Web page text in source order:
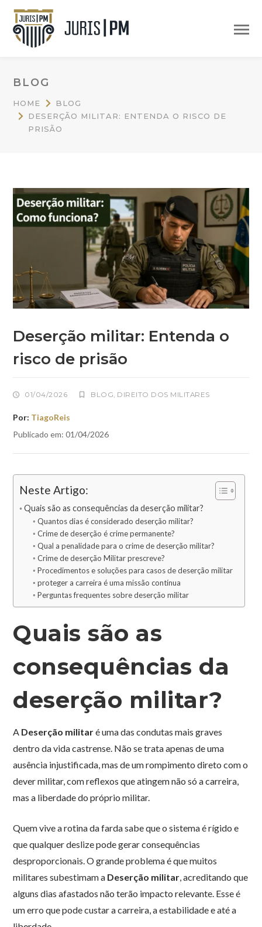
BLOG
HOME
BLOG
DESERÇÃO MILITAR: ENTENDA O RISCO DE
PRISÃO
Deserção militar: Entenda o
risco de prisão
01/04/2026 BLOG DIREITO DOS MILITARES
Por: TiagoReis
Publicado em: 01/04/2026
Neste Artigo:
Quais são as consequências da deserção militar?
Quantos dias é considerado deserção militar?
Crime de deserção é crime permanente?
Qual a penalidade para o crime de deserção militar?
Crime de deserção Militar prescreve?
Procedimentos e soluções para casos de deserção militar
proteger a carreira é uma missão contínua
Perguntas frequentes sobre deserção militar
Quais são as
consequências da
deserção militar?
A Deserção militaré uma das condutas mais graves
dentro da vida castrense. Não se trata apenas de uma
ausência injustificada, mas de um rompimento direto com o
dever militar, com reflexos que atingem não só a carreira,
mas a liberdade do próprio militar.
Quem vive a rotina da farda sabe que o sistema é rígido e
que qualquer deslize pode gerar consequências
desproporcionais. O grande problema é que muitos
militares subestimam a Deserção militar , acreditando que
alguns dias afastados não terão impacto relevante. Esse é
um erro que pode custar a carreira, a estabilidade e até a